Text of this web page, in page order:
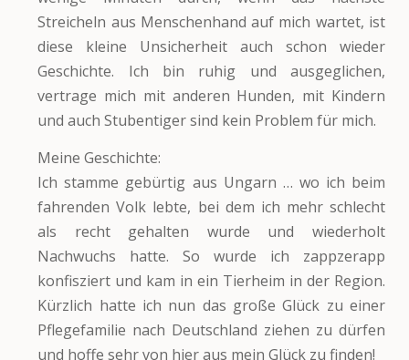
Streicheln aus Menschenhand auf mich wartet, ist
diese kleine Unsicherheit auch schon wieder
Geschichte. Ich bin ruhig und ausgeglichen,
vertrage mich mit anderen Hunden, mit Kindern
und auch Stubentiger sind kein Problem für mich.
Meine Geschichte:
Ich stamme gebürtig aus Ungarn … wo ich beim
fahrenden Volk lebte, bei dem ich mehr schlecht
als recht gehalten wurde und wiederholt
Nachwuchs hatte. So wurde ich zappzerapp
konfisziert und kam in ein Tierheim in der Region.
Kürzlich hatte ich nun das große Glück zu einer
Pflegefamilie nach Deutschland ziehen zu dürfen
und hoffe sehr von hier aus mein Glück zu finden!